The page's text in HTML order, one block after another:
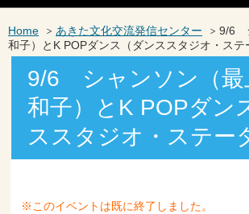
Home あきた文化交流発信センター
9/6
和子）とK POPダンス（ダンススタジオ・ステ
9/6 シャンソン（最
和子）とK POPダン
ススタジオ・ステー
※このイベントは既に終了しました。